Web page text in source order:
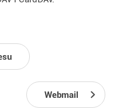
Webmail